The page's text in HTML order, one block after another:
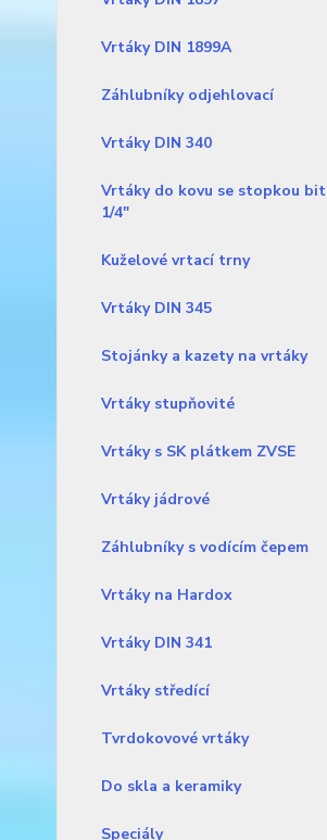
Vrtáky DIN 1899A
Záhlubníky odjehlovací
Vrtáky DIN 340
Vrtáky do kovu se stopkou bit
1/4"
Kuželové vrtací trny
Vrtáky DIN 345
Stojánky a kazety na vrtáky
Vrtáky stupňovité
Vrtáky s SK plátkem ZVSE
Vrtáky jádrové
Záhlubníky s vodícím čepem
Vrtáky na Hardox
Vrtáky DIN 341
Vrtáky středící
Tvrdokovové vrtáky
Do skla a keramiky
Speciály